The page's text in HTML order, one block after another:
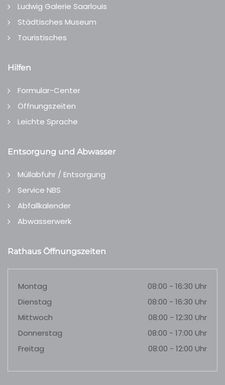
Ludwig Galerie Saarlouis
Städtisches Museum
Touristisches
Hilfen
Formular-Center
Öffnungszeiten
Leichte Sprache
Entsorgung und Abwasser
Müllabfuhr / Entsorgung
Service NBS
Abfallkalender
Abwasserwerk
Rathaus Öffnungszeiten
Montag
08:00 - 16:30 Uhr
Dienstag
08:00 - 16:30 Uhr
Mittwoch
08:00 - 12:30 Uhr
Donnerstag
08:00 - 17:00 Uhr
Freitag
08:00 - 12:00 Uhr